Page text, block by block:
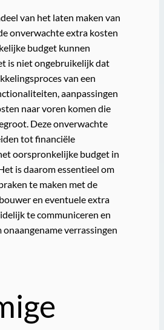
van het laten maken van
onverwachte extra kosten
budget kunnen
is niet ongebruikelijk dat
van een
aanpassingen
naar voren komen die
Deze onverwachte
tot financiële
oorspronkelijke budget in
is daarom essentieel om
te maken met de
en eventuele extra
te communiceren en
onaangename verrassingen